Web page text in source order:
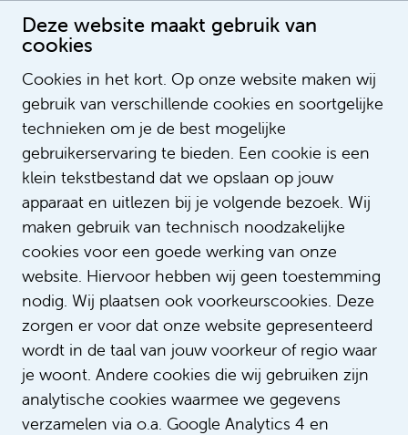
Deze website maakt gebruik van
cookies
Cookies in het kort. Op onze website maken wij
gebruik van verschillende cookies en soortgelijke
technieken om je de best mogelijke
gebruikerservaring te bieden. Een cookie is een
klein tekstbestand dat we opslaan op jouw
apparaat en uitlezen bij je volgende bezoek. Wij
maken gebruik van technisch noodzakelijke
cookies voor een goede werking van onze
website. Hiervoor hebben wij geen toestemming
nodig. Wij plaatsen ook voorkeurscookies. Deze
zorgen er voor dat onze website gepresenteerd
wordt in de taal van jouw voorkeur of regio waar
je woont. Andere cookies die wij gebruiken zijn
analytische cookies waarmee we gegevens
verzamelen via o.a. Google Analytics 4 en
Ayesha Lavell